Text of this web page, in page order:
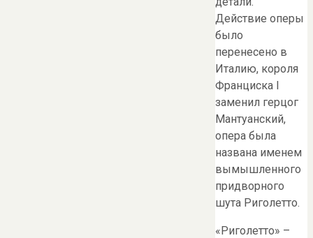
Действие оперы
было
перенесено в
Италию, короля
Франциска I
заменил герцог
Мантуанский,
опера была
названа именем
вымышленного
придворного
шута Риголетто.
«Риголетто» –